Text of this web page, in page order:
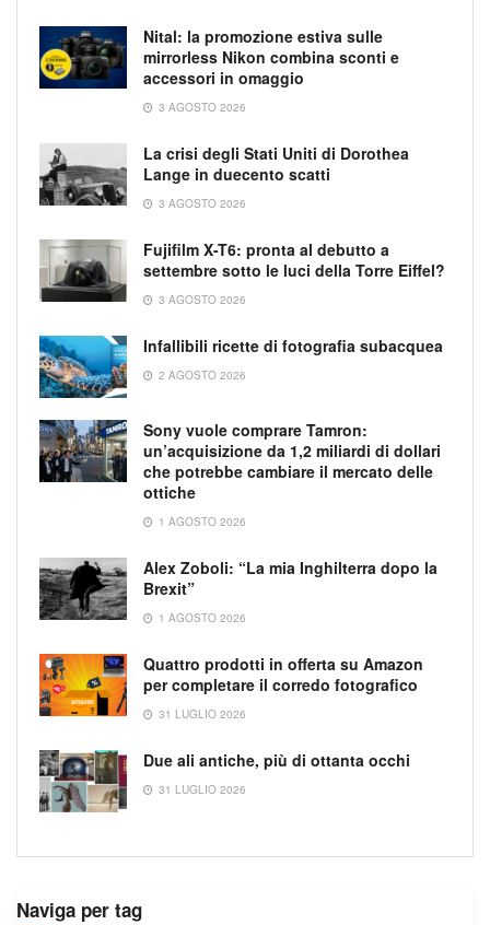
Nital: la promozione estiva sulle
mirrorless Nikon combina sconti e
accessori in omaggio
3 AGOSTO 2026
La crisi degli Stati Uniti di Dorothea
Lange in duecento scatti
3 AGOSTO 2026
Fujifilm X-T6: pronta al debutto a
settembre sotto le luci della Torre Eiffel?
3 AGOSTO 2026
Infallibili ricette di fotografia subacquea
2 AGOSTO 2026
Sony vuole comprare Tamron:
un’acquisizione da 1,2 miliardi di dollari
che potrebbe cambiare il mercato delle
ottiche
1 AGOSTO 2026
Alex Zoboli: “La mia Inghilterra dopo la
Brexit”
1 AGOSTO 2026
Quattro prodotti in offerta su Amazon
per completare il corredo fotografico
31 LUGLIO 2026
Due ali antiche, più di ottanta occhi
31 LUGLIO 2026
Naviga per tag